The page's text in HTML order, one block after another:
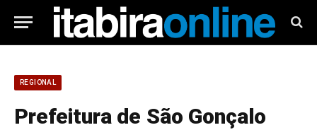
REGIONAL
Prefeitura de São Gonçalo